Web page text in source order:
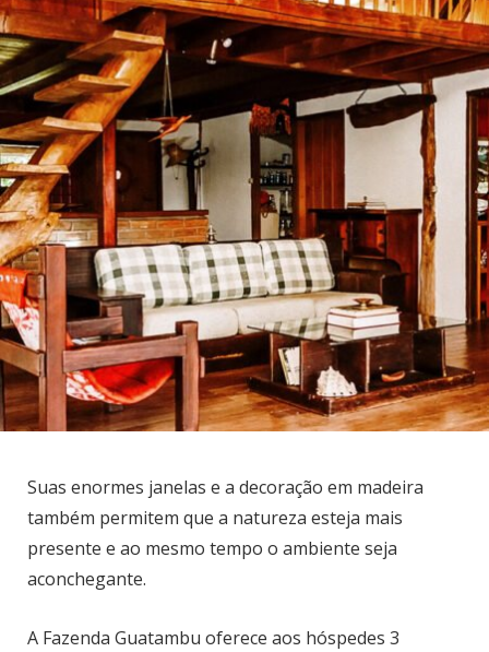
Suas enormes janelas e a decoração em madeira
também permitem que a natureza esteja mais
presente e ao mesmo tempo o ambiente seja
aconchegante.
A Fazenda Guatambu oferece aos hóspedes 3